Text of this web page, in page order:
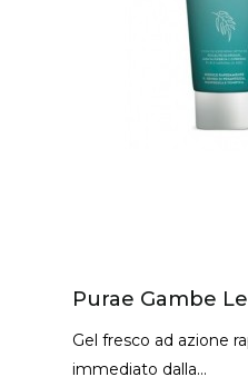
Purae Gambe
Gel fresco ad azione
immediato dalla...